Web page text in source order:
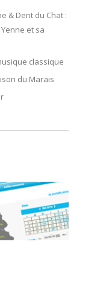
& Dent du Chat :
et sa
classique
du Marais